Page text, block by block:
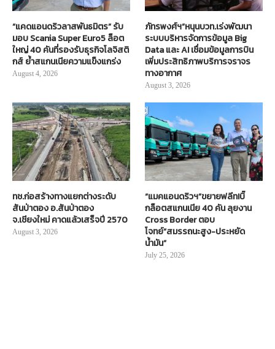
“แคดแอนดริวลาสพันธมิตร” รับ
มอบ Scania Super Euro5 ล็อต
ใหญ่ 40 คันที่รองรับธุรกิจโลจิสติ
กส์ ย้ำสแกนเนียความแข็งแกร่ง
August 4, 2026
ภัทรพงศ์ฯ”หนุนบวท.เร่งพัฒนา
ระบบบริหารจัดการข้อมูล Big
Data และ AI เชื่อมข้อมูลการบิน
เพิ่มประสิทธิภาพบริการจราจร
ทางอากาศ
August 3, 2026
ทช.ก่อสร้างทางแยกต่างระดับ
สันป่าตอง อ.สันป่าตอง
จ.เชียงใหม่ คาดแล้วเสร็จปี 2570
August 3, 2026
“แมคแอนดริวฯ”ขยายฟลีท!บิ๊
กล็อตสแกนเนีย 40 คัน ลุยงาน
Cross Border ตอบ
โจทย์“สมรรถนะสูง-ประหยัด
น้ำมัน”
July 25, 2026